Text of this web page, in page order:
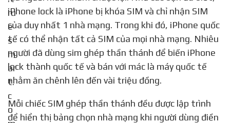
iPhone lock là iPhone bị khóa SIM và chỉ nhận SIM
của duy nhất 1 nhà mạng. Trong khi đó, iPhone quốc
tế có thể nhận tất cả SIM của mọi nhà mạng. Nhiêu
người đã dùng sim ghép thần thánh để biến iPhone
lock thành quốc tế và bán với mác là máy quốc tế
nhằm ăn chênh lên đến vài triệu đồng.
Mỗi chiếc SIM ghép thần thánh đều được lập trình
để hiển thị bảng chọn nhà mạng khi người dùng điền